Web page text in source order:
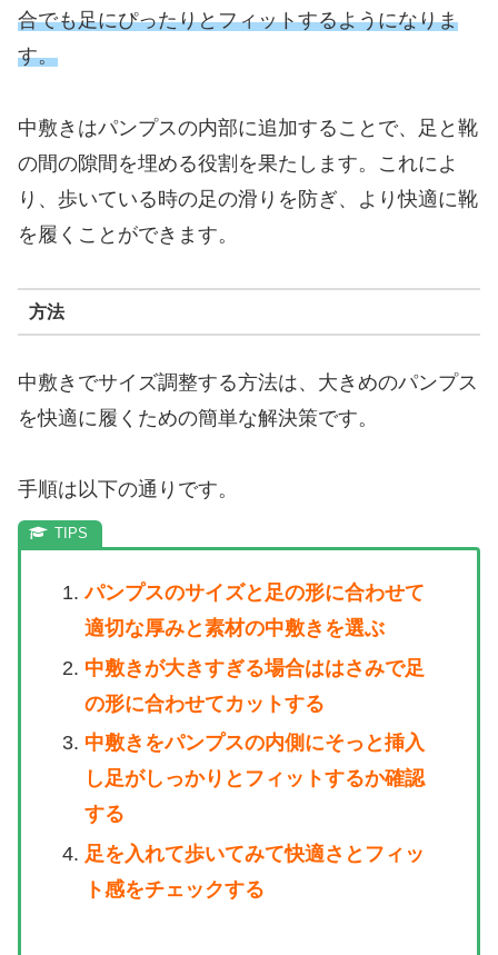
合でも足にぴったりとフィットするようになりま
す。
中敷きはパンプスの内部に追加することで、足と靴
の間の隙間を埋める役割を果たします。これによ
り、歩いている時の足の滑りを防ぎ、より快適に靴
を履くことができます。
方法
中敷きでサイズ調整する方法は、大きめのパンプス
を快適に履くための簡単な解決策です。
手順は以下の通りです。
パンプスのサイズと足の形に合わせて
適切な厚みと素材の中敷きを選ぶ
中敷きが大きすぎる場合ははさみで足
の形に合わせてカットする
中敷きをパンプスの内側にそっと挿入
し足がしっかりとフィットするか確認
する
足を入れて歩いてみて快適さとフィッ
ト感をチェックする